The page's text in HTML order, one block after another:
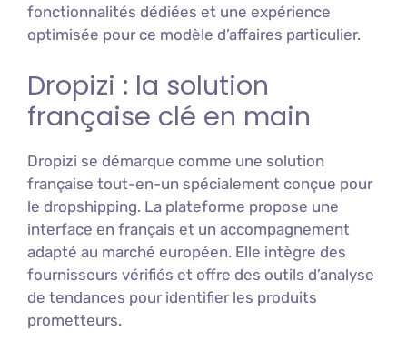
fonctionnalités dédiées et une expérience
optimisée pour ce modèle d’affaires particulier.
Dropizi : la solution
française clé en main
Dropizi se démarque comme une solution
française tout-en-un spécialement conçue pour
le dropshipping. La plateforme propose une
interface en français et un accompagnement
adapté au marché européen. Elle intègre des
fournisseurs vérifiés et offre des outils d’analyse
de tendances pour identifier les produits
prometteurs.